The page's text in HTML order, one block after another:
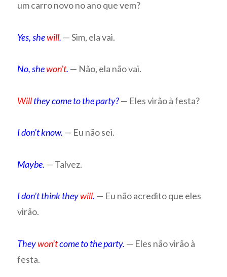
um carro novo no ano que vem?
Yes, shewill. — Sim, ela vai.
No, shewon’t. — Não, ela não vai.
Willthey come to the party?— Eles virão à festa?
I don’t know. — Eu não sei.
Maybe. — Talvez.
I don’t think theywill. — Eu não acredito que eles
virão.
Theywon’tcome to the party. — Eles não virão à
festa.